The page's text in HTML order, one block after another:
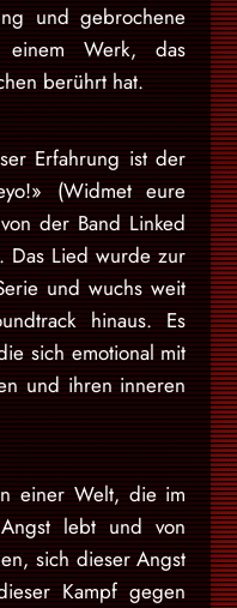
und gebrochene
einem Werk, das
berührt hat.
Erfahrung ist der
(Widmet eure
der Band Linked
Das Lied wurde zur
und wuchs weit
hinaus. Es
sich emotional mit
und ihren inneren
einer Welt, die im
lebt und von
sich dieser Angst
Kampf gegen